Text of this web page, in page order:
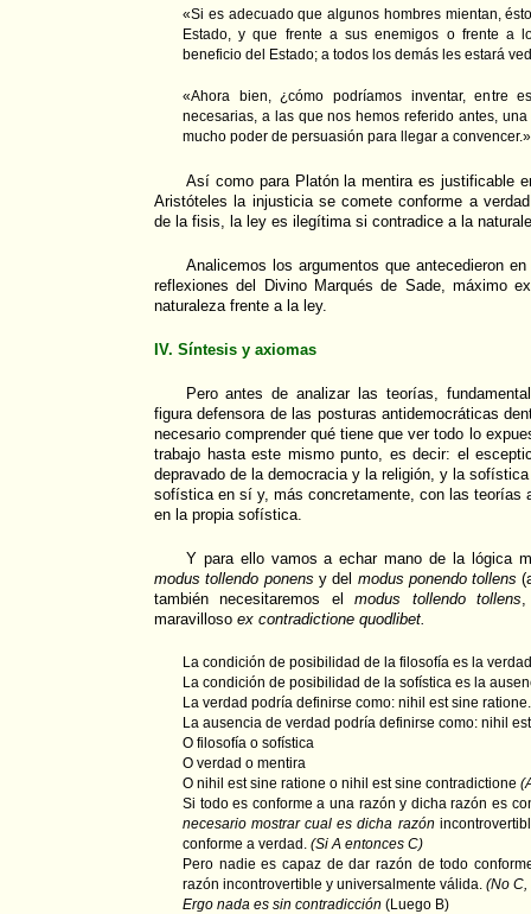
«Si es adecuado que algunos hombres mientan,
Estado, y que frente a sus enemigos o frente a
beneficio del Estado; a todos los demás les estará
«Ahora bien, ¿cómo podríamos inventar, entre
necesarias, a las que nos hemos referido antes,
mucho poder de persuasión para llegar a
Así como para Platón la mentira es justificable
Aristóteles la injusticia se comete conforme a
de la fisis, la ley es ilegítima si contradice a la
Analicemos los argumentos que antecedieron
reflexiones del Divino Marqués de Sade, máximo
naturaleza frente a la ley.
IV. Síntesis y axiomas
Pero antes de analizar las teorías,
figura defensora de las posturas antidemocráticas
necesario comprender qué tiene que ver todo lo
trabajo hasta este mismo punto, es decir: el
depravado de la democracia y la religión, y la
sofística en sí y, más concretamente, con las teorías
en la propia sofística.
Y para ello vamos a echar mano de la lógica
modus tollendo ponens y del modus ponendo tollens
también necesitaremos elmodus tollendo tollens
maravilloso ex contradictione quodlibet.
La condición de posibilidad de la filosofía es la
La condición de posibilidad de la sofística es la
La verdad podría definirse como: nihil est sine ratione.
La ausencia de verdad podría definirse como: nihil
O filosofía o sofística
O verdad o mentira
O nihil est sine ratione o nihil est sine contradictione
Si todo es conforme a una razón y dicha razón es
necesario mostrar cual es dicha razón
conforme a verdad. (Si A entonces C)
Pero nadie es capaz de dar razón de todo
razón incontrovertible y universalmente válida. (No C,
Ergo nada es sin contradicción (Luego B)